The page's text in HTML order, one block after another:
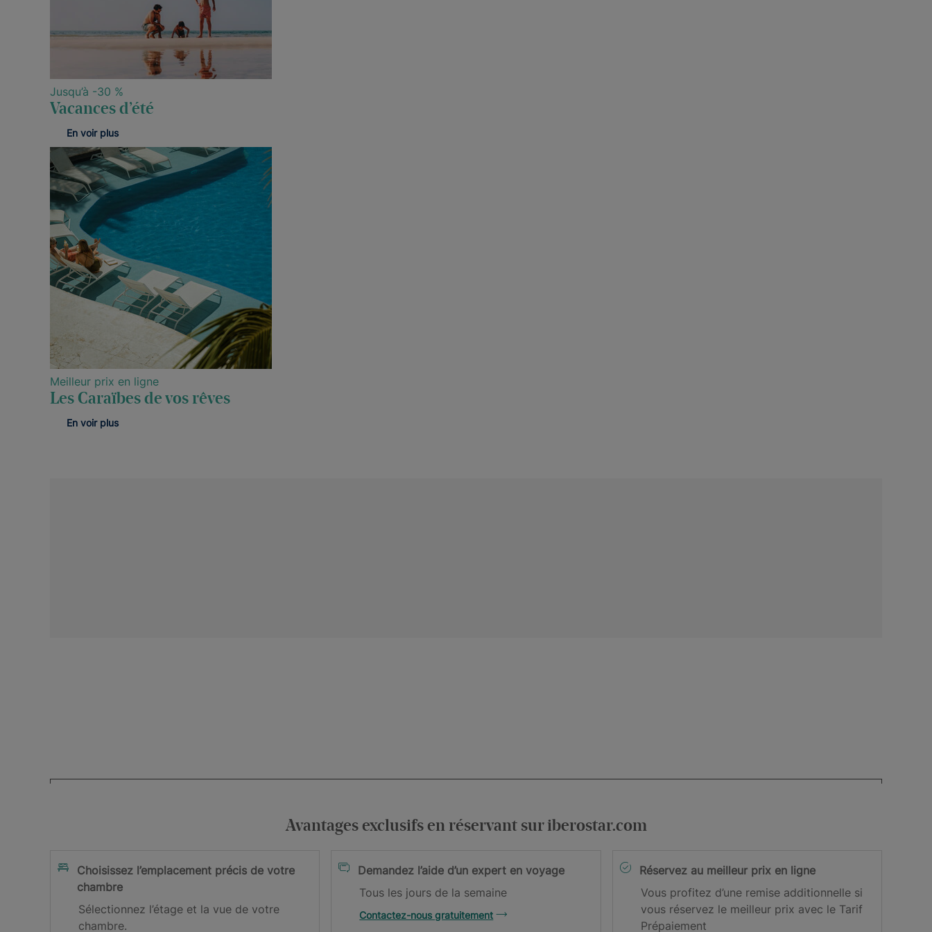
Jusqu’à -30 %
Vacances d’été
En voir plus
Meilleur prix en ligne
Les Caraïbes de vos rêves
En voir plus
et lesconditions générales.
Vous êtes désormais abonné(e) à notre newsletter !
Veuillez vérifier votre boîte de réception afin de confirmer votre adresse email.
Avantages exclusifs en réservant sur iberostar.com
Choisissez l’emplacement précis de votre
chambre
Sélectionnez l’étage et la vue de votre
chambre.
Demandez l’aide d’un expert en voyage
Tous les jours de la semaine
Contactez-nous gratuitement
Réservez au meilleur prix en ligne
Vous profitez d’une remise additionnelle si
vous réservez le meilleur prix avec le Tarif
Prépaiement